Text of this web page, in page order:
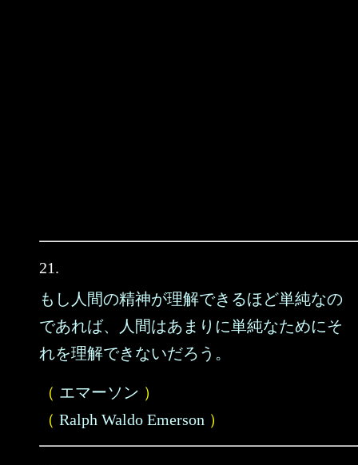
21.
もし人間の精神が理解できるほど単純なの
であれば、人間はあまりに単純なためにそ
れを理解できないだろう。
（ エマーソン ）
（ Ralph Waldo Emerson ）